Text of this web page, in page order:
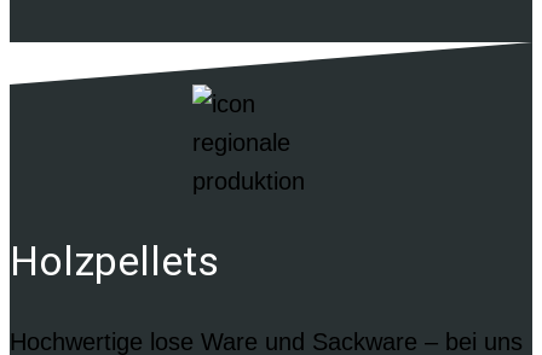
Holzpellets
Hochwertige lose Ware und Sackware – bei uns